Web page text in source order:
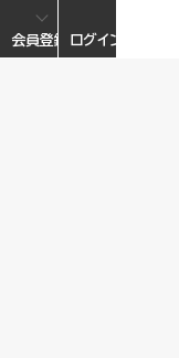
会員登録 ログイン